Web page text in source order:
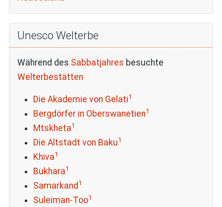
Unesco Welterbe
Während des Sabbatjahres besuchte
Welterbestätten
Die Akademie von Gelati1
Bergdörfer in Oberswanetien1
Mtskheta1
Die Altstadt von Baku1
Khiva1
Bukhara1
Samarkand 1
Suleiman-Too1